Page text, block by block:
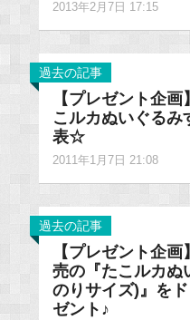
2013年2月7日 17:15
過去の記事
【プレゼント企
こルカぬいぐるみ
表☆
2011年1月7日 21:08
過去の記事
【プレゼント企
売の『たこルカぬ
のりサイズ)』を
ゼント♪